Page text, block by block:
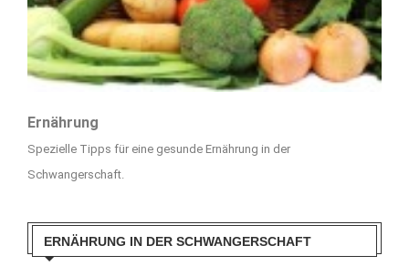
Ernährung
Spezielle Tipps für eine gesunde Ernährung in der
Schwangerschaft.
ERNÄHRUNG IN DER SCHWANGERSCHAFT